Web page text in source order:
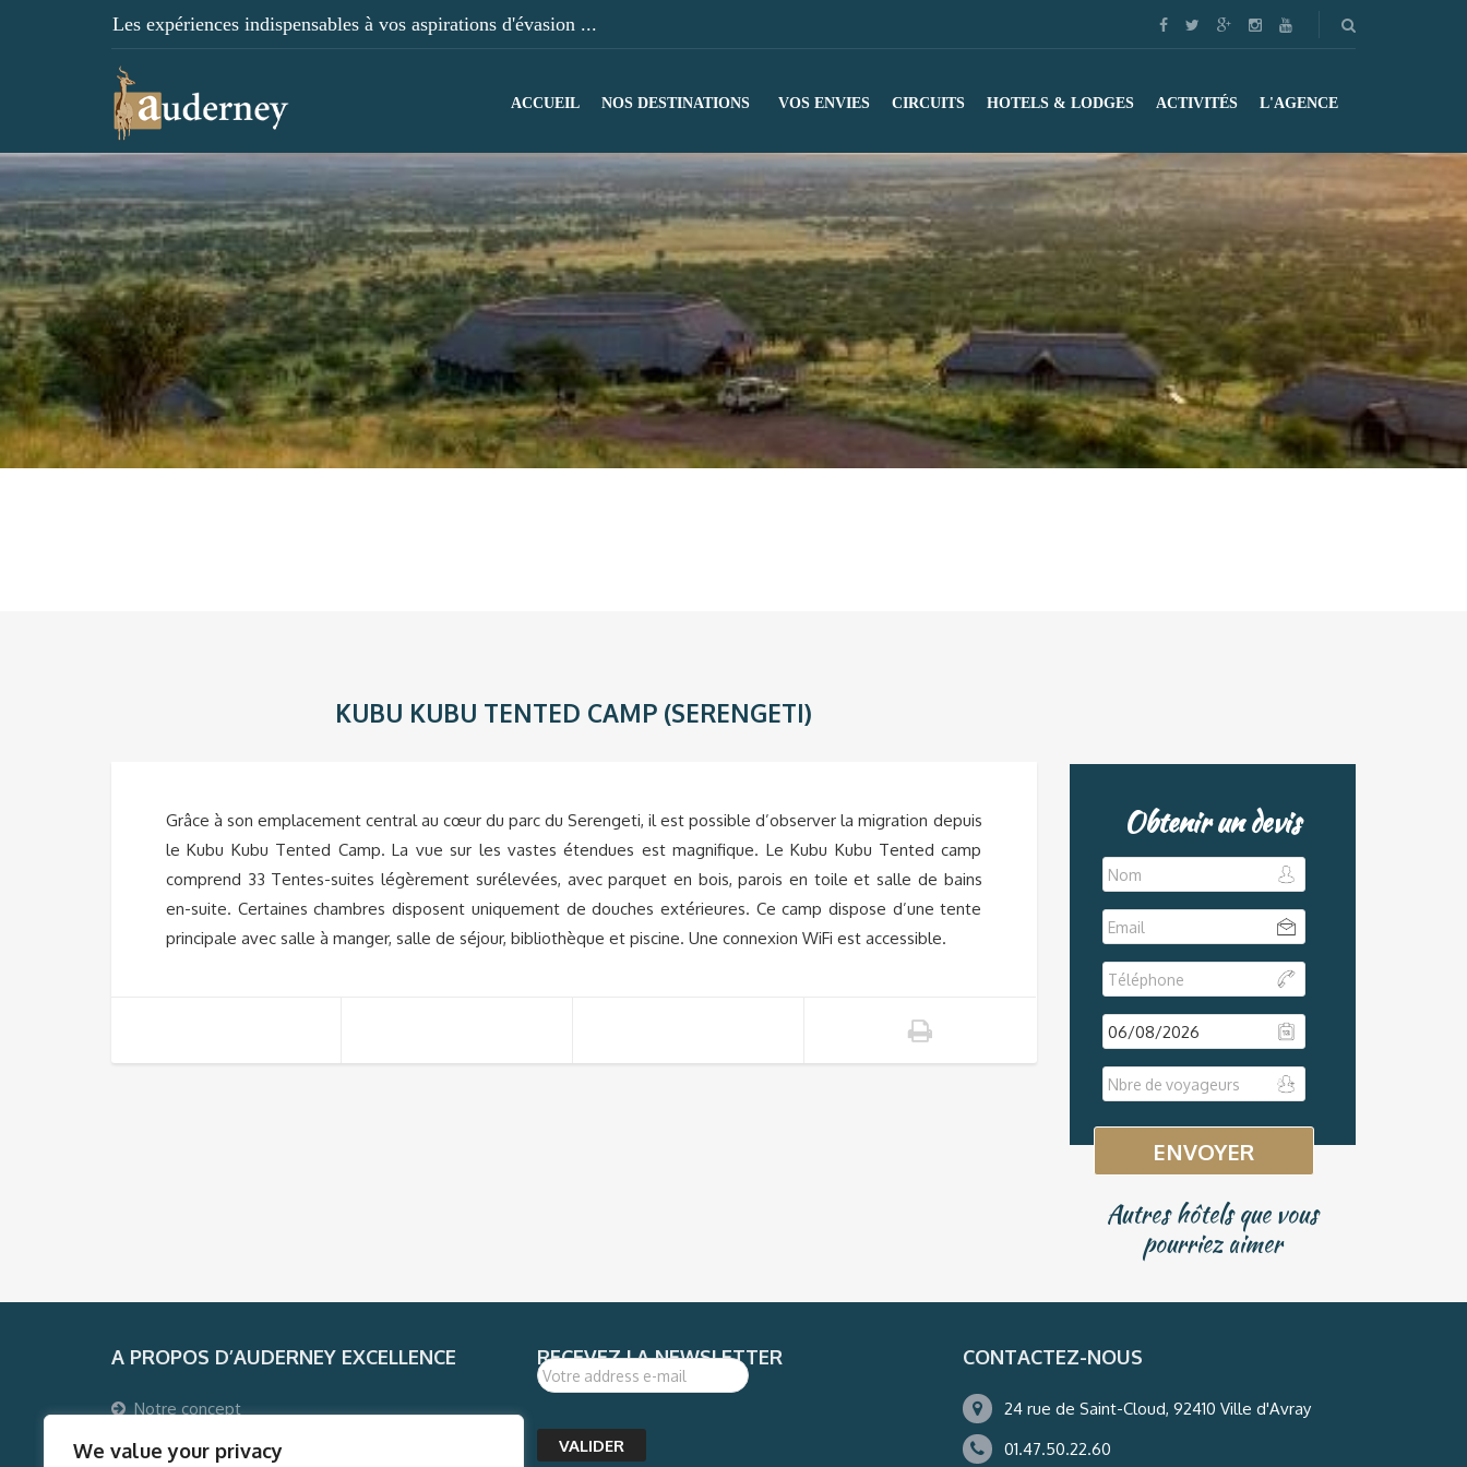
We value your privacy
Les expériences indispensables à vos aspirations d'évasion ...
ACCUEIL NOS DESTINATIONS VOS ENVIES CIRCUITS HOTELS & LODGES ACTIVITÉS L'AGENCE
KUBU KUBU TENTED CAMP (SERENGETI)
Grâce à son emplacement central au cœur du parc du Serengeti, il est possible d’observer la migration depuis
le Kubu Kubu Tented Camp. La vue sur les vastes étendues est magnifique. Le Kubu Kubu Tented camp
comprend 33 Tentes-suites légèrement surélevées, avec parquet en bois, parois en toile et salle de bains
en-suite. Certaines chambres disposent uniquement de douches extérieures. Ce camp dispose d’une tente
principale avec salle à manger, salle de séjour, bibliothèque et piscine. Une connexion WiFi est accessible.
Obtenir un devis
DD
slash
MM
Autres hôtels que vous
pourriez aimer
A PROPOS D’AUDERNEY EXCELLENCE
Notre concept
Pourquoi voyager avec Auderney Excellence ?
RECEVEZ LA NEWSLETTER CONTACTEZ-NOUS
24 rue de Saint-Cloud, 92410 Ville d'Avray
01.47.50.22.60